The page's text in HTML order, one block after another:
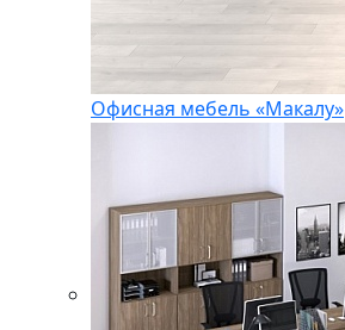
Офисная мебель «Макалу»